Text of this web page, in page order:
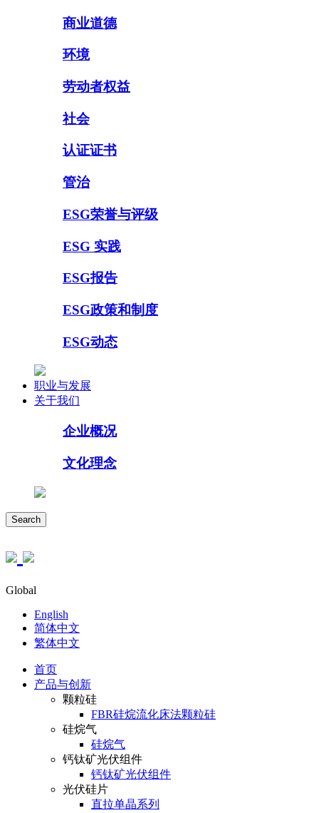
商业道德
环境
劳动者权益
社会
认证证书
管治
ESG荣誉与评级
ESG 实践
ESG报告
ESG政策和制度
ESG动态
职业与发展
关于我们
企业概况
文化理念
Search
Global
English
简体中文
繁体中文
首页
产品与创新
颗粒硅
FBR硅烷流化床法颗粒硅
硅烷气
硅烷气
钙钛矿光伏组件
钙钛矿光伏组件
光伏硅片
直拉单晶系列